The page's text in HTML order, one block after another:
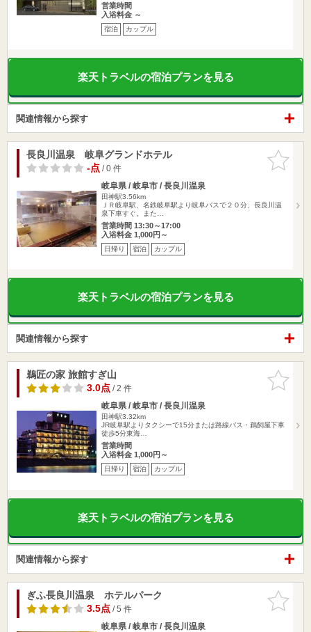
営業時間
入浴料金 ～
宿泊 カップル
楽天トラベルの宿泊プランを見る
関連情報から探す
お気に入
りに追加
長良川温泉 岐阜グランドホテル
-点/ 0 件
岐阜県 / 岐阜市 / 長良川温泉
田神駅3.56km
ＪＲ岐阜駅、名鉄岐阜駅より岐阜バスで２０分、長良川温
泉下車すぐ。また…
営業時間 13:30～17:00
入浴料金 1,000円～
日帰り 宿泊 カップル
楽天トラベルの宿泊プランを見る
関連情報から探す
お気に入
りに追加
鵜匠の家 旅館すぎ山
3.0点/ 2 件
岐阜県 / 岐阜市 / 長良川温泉
田神駅3.32km
JR岐阜駅よりタクシーで15分または路線バス・鵜飼屋下車
徒歩5分東海…
営業時間
入浴料金 1,000円～
日帰り 宿泊 カップル
楽天トラベルの宿泊プランを見る
関連情報から探す
お気に入
りに追加
ぎふ長良川温泉 ホテルパーク
3.5点/ 5 件
岐阜県 / 岐阜市 / 長良川温泉